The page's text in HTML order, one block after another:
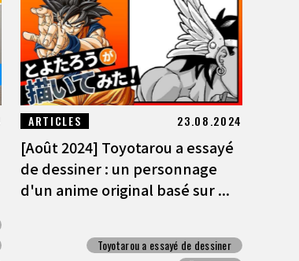
ARTICLES 23.08.2024
[Août 2024] Toyotarou a essayé
de dessiner : un personnage
d'un anime original basé sur ...
Toyotarou a essayé de dessiner